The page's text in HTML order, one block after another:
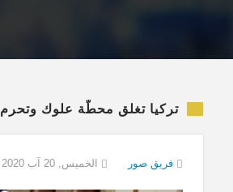
تركيا تغلق محطّة علوك وتحرم 800 ألف مدنيّ من المياه
فريق صور الخميس, 20 آب 2020